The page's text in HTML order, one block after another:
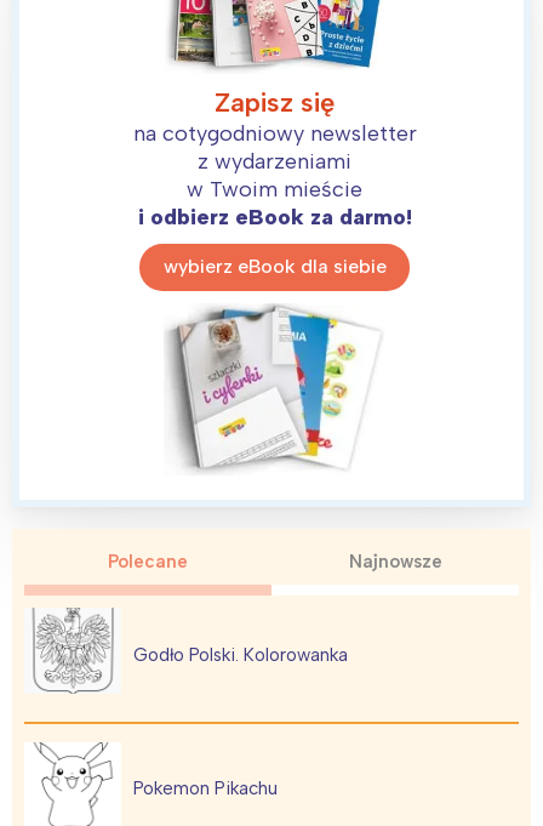
Zapisz się
na cotygodniowy newsletter
z wydarzeniami
w Twoim mieście
i odbierz eBook za darmo!
wybierz eBook dla siebie
Polecane Najnowsze
Godło Polski. Kolorowanka
Pokemon Pikachu
Interesują mnie wydarzenia z
tego regionu:
Trójmiasto
Poznań
Wrocław
Południe
Północ